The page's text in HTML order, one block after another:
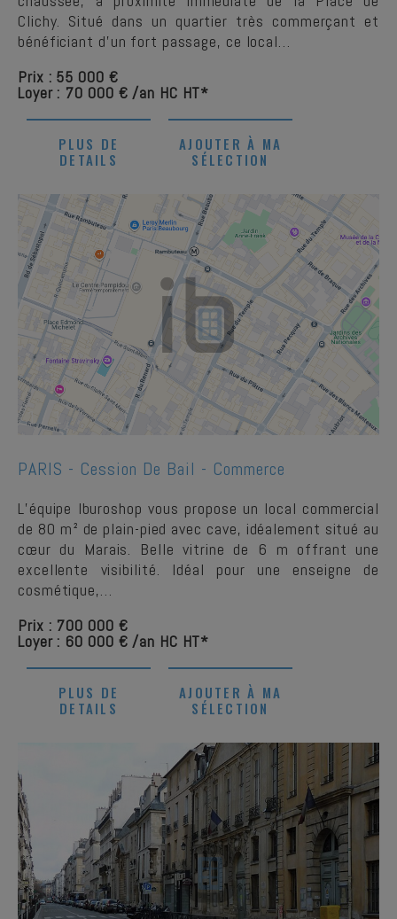
Clichy. Situé dans un quartier très commerçant et
bénéficiant d'un fort passage, ce local…
Prix : 55 000 €
Loyer : 70 000 € /an HC HT*
PLUS DE
DETAILS
AJOUTER À MA
SÉLECTION
1 /
PARIS - Cession De Bail - Commerce
L’équipe Iburoshop vous propose un local commercial
de 80 m² de plain-pied avec cave, idéalement situé au
cœur du Marais. Belle vitrine de 6 m offrant une
excellente visibilité. Idéal pour une enseigne de
cosmétique,…
Prix : 700 000 €
Loyer : 60 000 € /an HC HT*
PLUS DE
DETAILS
AJOUTER À MA
SÉLECTION